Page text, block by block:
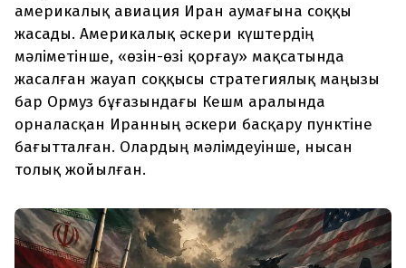
америкалық авиация Иран аумағына соққы
жасады. Америкалық әскери күштердің
мәліметінше, «өзін-өзі қорғау» мақсатында
жасалған жауап соққысы стратегиялық маңызы
бар Ормуз бұғазындағы Кешм аралында
орналасқан Иранның әскери басқару пунктіне
бағытталған. Олардың мәлімдеуінше, нысан
толық жойылған.